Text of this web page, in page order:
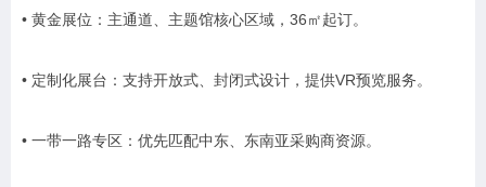
• 黄金展位：主通道、主题馆核心区域，36㎡起订。
• 定制化展台：支持开放式、封闭式设计，提供VR预览服务。
• 一带一路专区：优先匹配中东、东南亚采购商资源。